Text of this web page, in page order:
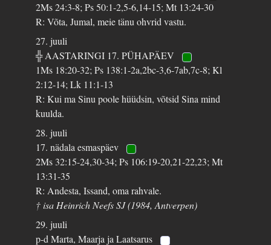
2Ms 24:3-8; Ps 50:1-2,5-6,14-15; Mt 13:24-30
R: Võta, Jumal, meie tänu ohvrid vastu.
27. juuli
╬ AASTARINGI 17. PÜHAPÄEV
1Ms 18:20-32; Ps 138:1-2a,2bc-3,6-7ab,7c-8; Kl
2:12-14; Lk 11:1-13
R: Kui ma Sinu poole hüüdsin, võtsid Sina mind
kuulda.
28. juuli
17. nädala esmaspäev
2Ms 32:15-24,30-34; Ps 106:19-20,21-22,23; Mt
13:31-35
R: Andesta, Issand, oma rahvale.
† isa Heinrich Neefs SJ (1984, Antverpen)
29. juuli
p-d Marta, Maarja ja Laatsarus